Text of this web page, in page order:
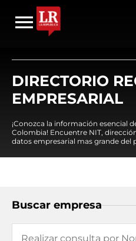
DIRECTORIO
EMPRESARIAL
¡Conozca la información esencial
Colombia! Encuentre NIT,
datos empresarial mas grande del
Buscar empresa